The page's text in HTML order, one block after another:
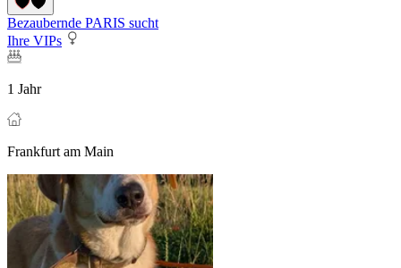
Bezaubernde PARIS sucht
Ihre VIPs
1 Jahr
Frankfurt am Main